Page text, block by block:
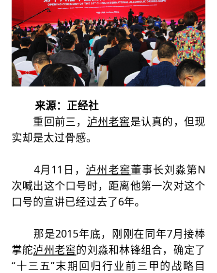
来源：正经社
重回前三， 泸州老窖是认真的，但现
实却是太过骨感。
4月11日， 泸州老窖董事长刘淼第N
次喊出这个口号时，距离他第一次对这个
口号的宣讲已经过去了6年。
那是2015年底，刚刚在同年7月接棒
掌舵泸州老窖的刘淼和林锋组合，确定了
“十三五”末期回归行业前三甲的战略目